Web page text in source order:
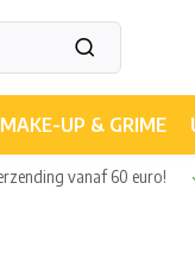
MAKE-UP & GRIME
GRATIS verzending